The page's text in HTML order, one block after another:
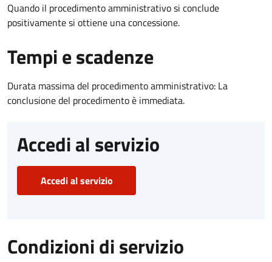
Quando il procedimento amministrativo si conclude
positivamente si ottiene una concessione.
Tempi e scadenze
Durata massima del procedimento amministrativo: La
conclusione del procedimento è immediata.
Accedi al servizio
Accedi al servizio
Condizioni di servizio